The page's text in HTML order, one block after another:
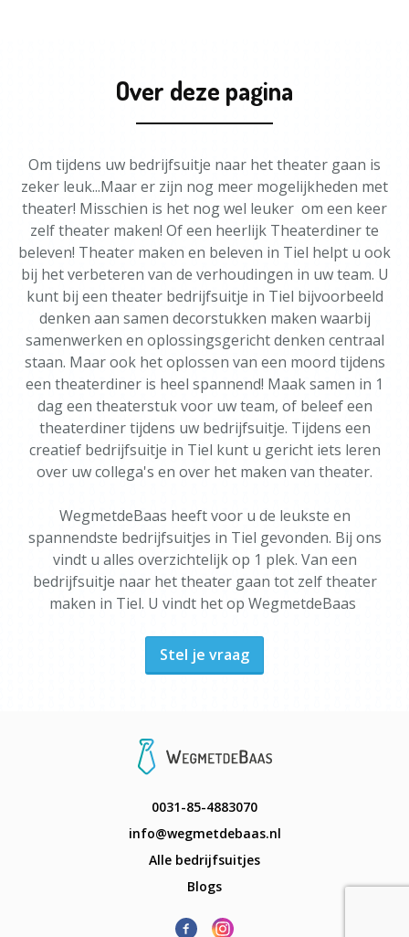
Over deze pagina
Om tijdens uw bedrijfsuitje naar het theater gaan is
zeker leuk...Maar er zijn nog meer mogelijkheden met
theater! Misschien is het nog wel leuker om een keer
zelf theater maken! Of een heerlijk Theaterdiner te
beleven! Theater maken en beleven in Tiel helpt u ook
bij het verbeteren van de verhoudingen in uw team. U
kunt bij een theater bedrijfsuitje in Tiel bijvoorbeeld
denken aan samen decorstukken maken waarbij
samenwerken en oplossingsgericht denken centraal
staan. Maar ook het oplossen van een moord tijdens
een theaterdiner is heel spannend! Maak samen in 1
dag een theaterstuk voor uw team, of beleef een
theaterdiner tijdens uw bedrijfsuitje. Tijdens een
creatief bedrijfsuitje in Tiel kunt u gericht iets leren
over uw collega's en over het maken van theater.
WegmetdeBaas heeft voor u de leukste en
spannendste bedrijfsuitjes in Tiel gevonden. Bij ons
vindt u alles overzichtelijk op 1 plek. Van een
bedrijfsuitje naar het theater gaan tot zelf theater
maken in Tiel. U vindt het op WegmetdeBaas
Stel je vraag
0031-85-4883070
info@wegmetdebaas.nl
Alle bedrijfsuitjes
Blogs